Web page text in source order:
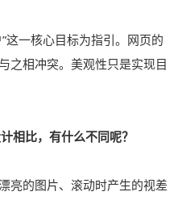
这一核心目标为指引。网页的
之相冲突。美观性只是实现目
比，有什么不同呢？
亮的图片、滚动时产生的视差